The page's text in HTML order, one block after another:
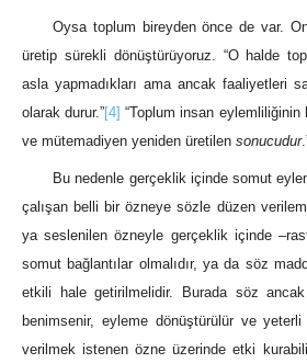
Oysa toplum bireyden önce de var.
üretip sürekli dönüştürüyoruz. “O halde
asla yapmadıkları ama ancak faaliyetleri
olarak durur.”[4] “Toplum insan
ve mütemadiyen yeniden üretilen sonucudur
Bu nedenle gerçeklik içinde somut
çalışan belli bir özneye sözle düzen
ya seslenilen özneyle gerçeklik içinde
somut bağlantılar olmalıdır, ya da söz
etkili hale getirilmelidir. Burada söz
benimsenir, eyleme dönüştürülür ve
verilmek istenen özne üzerinde etki